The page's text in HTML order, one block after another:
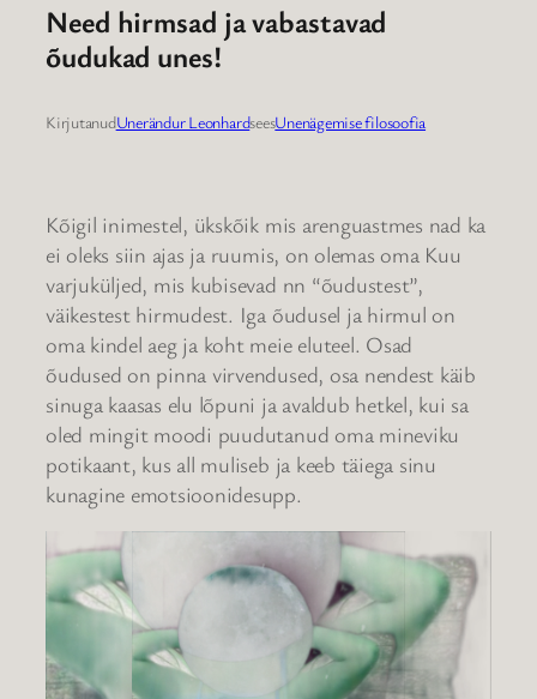
Need hirmsad ja vabastavad
õudukad unes!
KirjutanudUnerändur LeonhardseesUnenägemise filosoofia
Kõigil inimestel, ükskõik mis arenguastmes nad ka
ei oleks siin ajas ja ruumis, on olemas oma Kuu
varjuküljed, mis kubisevad nn “õudustest”,
väikestest hirmudest. Iga õudusel ja hirmul on
oma kindel aeg ja koht meie eluteel. Osad
õudused on pinna virvendused, osa nendest käib
sinuga kaasas elu lõpuni ja avaldub hetkel, kui sa
oled mingit moodi puudutanud oma mineviku
potikaant, kus all muliseb ja keeb täiega sinu
kunagine emotsioonidesupp.